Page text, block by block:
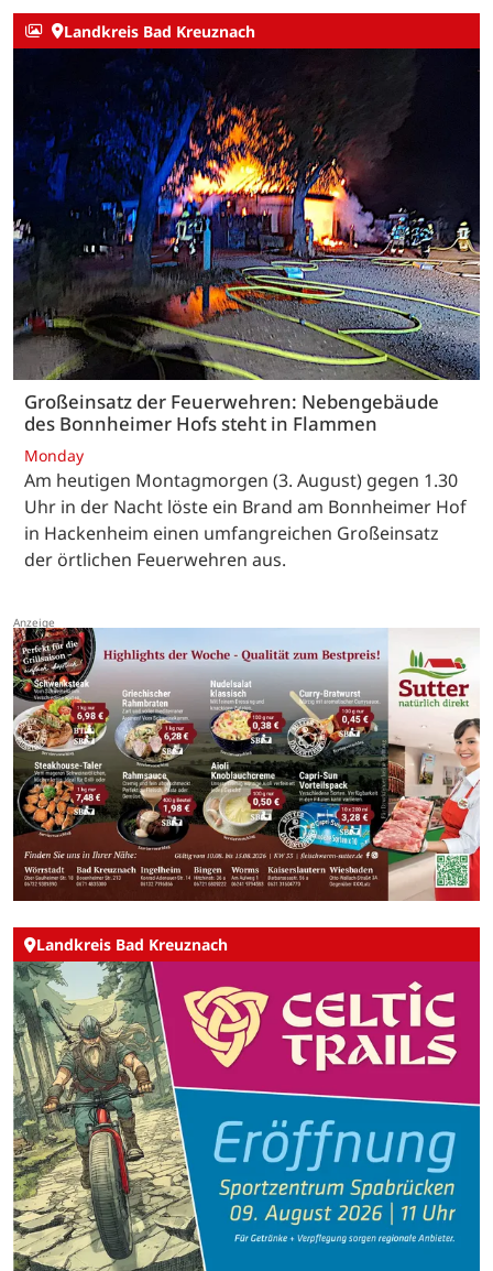
Landkreis Bad Kreuznach
Großeinsatz der Feuerwehren: Nebengebäude
des Bonnheimer Hofs steht in Flammen
Monday
Am heutigen Montagmorgen (3. August) gegen 1.30
Uhr in der Nacht löste ein Brand am Bonnheimer Hof
in Hackenheim einen umfangreichen Großeinsatz
der örtlichen Feuerwehren aus.
Landkreis Bad Kreuznach